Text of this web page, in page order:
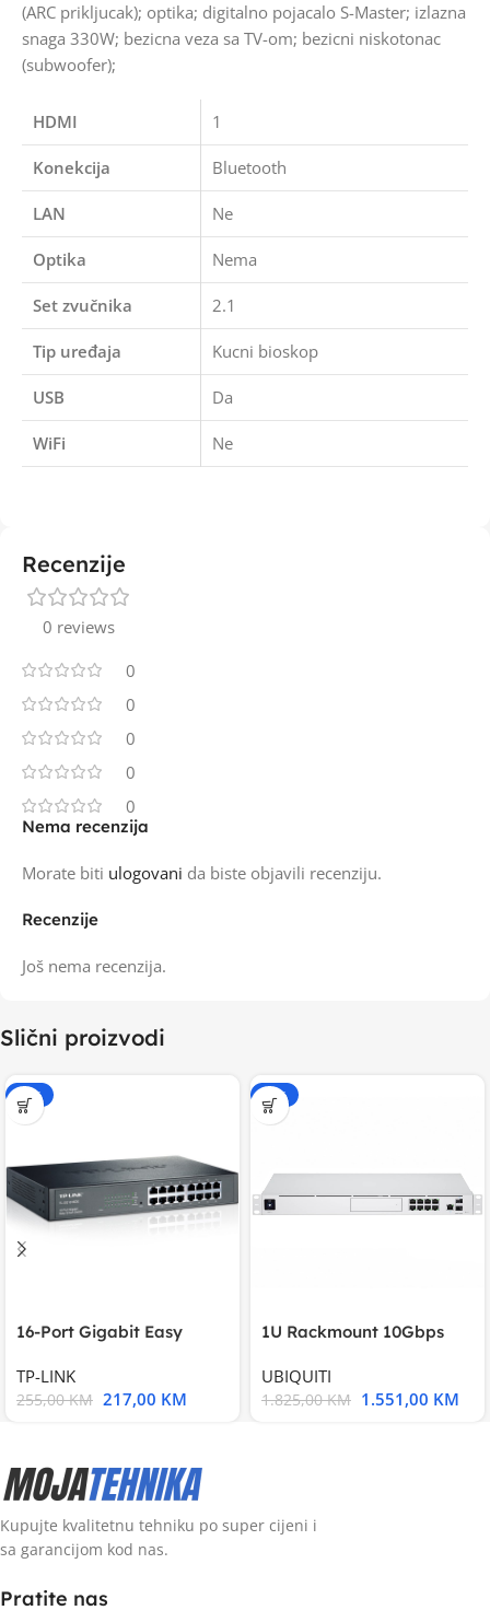
(ARC prikljucak); optika; digitalno pojacalo S-Master; izlazna
snaga 330W; bezicna veza sa TV-om; bezicni niskotonac
(subwoofer);
HDMI 1
Konekcija Bluetooth
LAN Ne
Optika Nema
Set zvučnika 2.1
Tip uređaja Kucni bioskop
USB Da
WiFi Ne
Recenzije
0 reviews
0
0
0
0
0
Recenzije
Još nema recenzija.
Nema recenzija
Morate biti ulogovani da biste objavili recenziju.
Slični proizvodi
-15%
16-Port Gigabit Easy
TP-LINK
255,00KM 217,00 KM
-15%
1U Rackmount 10Gbps
UBIQUITI
1.825,00KM 1.551,00 KM
Kupujte kvalitetnu tehniku po super cijeni i
sa garancijom kod nas.
Pratite nas